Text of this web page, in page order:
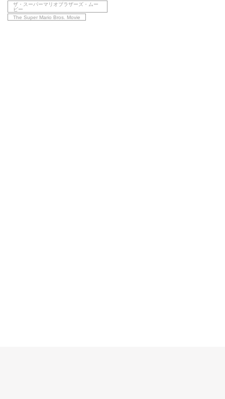
ザ・スーパーマリオブラザーズ・ムー
ビー
The Super Mario Bros. Movie